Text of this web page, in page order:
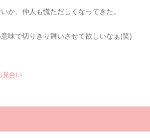
か、仲人も慌ただしくなってきた。
味で切りきり舞いさせて欲しいなぁ(笑)
見合い